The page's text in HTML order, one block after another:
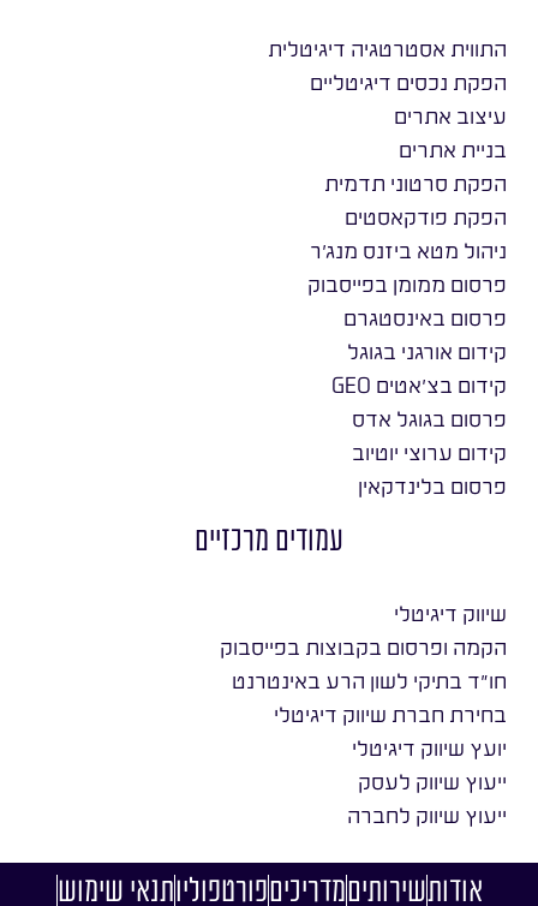
התווית אסטרטגיה דיגיטלית
הפקת נכסים דיגיטליים
עיצוב אתרים
בניית אתרים
הפקת סרטוני תדמית
הפקת פודקאסטים
ניהול מטא ביזנס מנג׳ר
פרסום ממומן בפייסבוק
פרסום באינסטגרם
קידום אורגני בגוגל
קידום בצ׳אטים GEO
פרסום בגוגל אדס
קידום ערוצי יוטיוב
פרסום בלינדקאין
עמודים מרכזיים
שיווק דיגיטלי
הקמה ופרסום בקבוצות בפייסבוק
חו״ד בתיקי לשון הרע באינטרנט
בחירת חברת שיווק דיגיטלי
יועץ שיווק דיגיטלי
ייעוץ שיווק לעסק
ייעוץ שיווק לחברה
אודותשירותיםמדריכיםפורטפוליותנאי שימוש